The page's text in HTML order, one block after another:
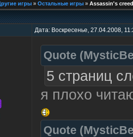
игры » Остальные игры » Assassin's creed
Дата: Воскресенье, 27.04.2008,
Quote (
5 страниц
я плохо
Quote (